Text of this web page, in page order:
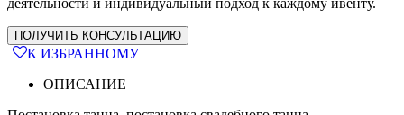
ПОЛУЧИТЬ КОНСУЛЬТАЦИЮ
К ИЗБРАННОМУ
ОПИСАНИЕ